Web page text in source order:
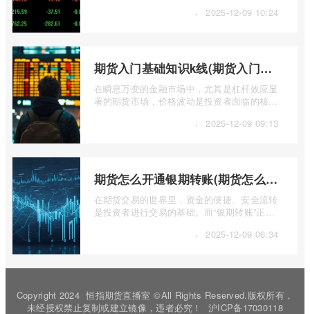
· 2025-12-09 10:24
期货入门基础知识k线(期货入门基础知识k线图)
在瞬息万变的金融市场中，尤其是杠杆效应显
著的期货市场，价格波动是投资者面临的核心
· 2025-12-09 09:13
期货怎么开通银期转账(期货怎么开通银期转账权限)
在期货交易的世界里，资金的便捷、安全流转
是投资者进行交易的基础。而“银期转账”正是
· 2025-12-09 06:34
Copyright 2024 恒指期货直播室 ©All Rights Reserved.版权所有，
未经授权禁止复制或建立镜像，违者必究！
沪ICP备17030118